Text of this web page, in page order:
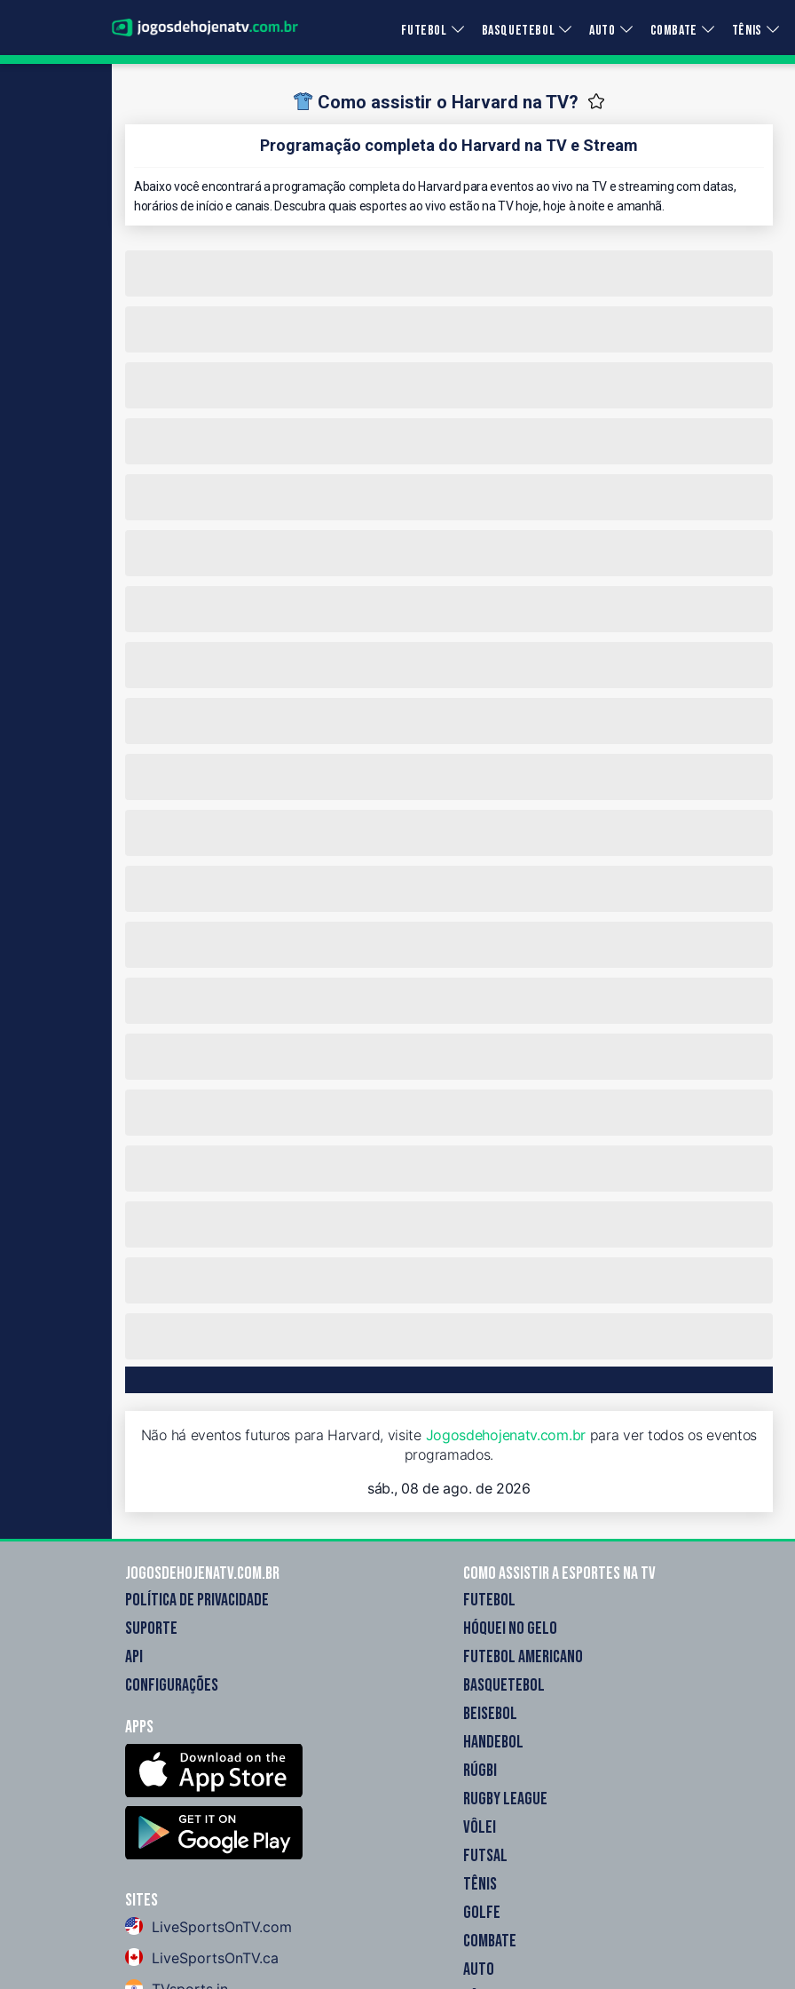
FUTEBOL BASQUETEBOL AUTO COMBATE TÊNIS
Como assistir o Harvard na TV?
Programação completa do Harvard na TV e Stream
Abaixo você encontrará a programação completa do Harvard para eventos ao vivo na TV e streaming com datas,
horários de início e canais. Descubra quais esportes ao vivo estão na TV hoje, hoje à noite e amanhã.
Não há eventos futuros para Harvard, visite Jogosdehojenatv.com.br para ver todos os eventos
programados.
sáb., 08 de ago. de 2026
Jogosdehojenatv.com.br
POLÍTICA DE PRIVACIDADE
SUPORTE
API
CONFIGURAÇÕES
Apps
Sites
LiveSportsOnTV.com
LiveSportsOnTV.ca
Como assistir a esportes na TV
FUTEBOL
HÓQUEI NO GELO
FUTEBOL AMERICANO
BASQUETEBOL
BEISEBOL
HANDEBOL
RÚGBI
RUGBY LEAGUE
VÔLEI
FUTSAL
TÊNIS
GOLFE
COMBATE
AUTO